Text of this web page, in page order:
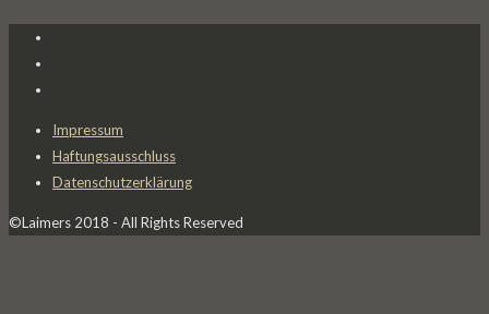
Impressum
Haftungsausschluss
Datenschutzerklärung
©Laimers 2018 - All Rights Reserved